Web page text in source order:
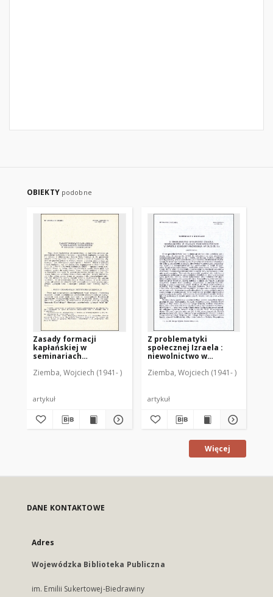
OBIEKTY podobne
Zasady formacji
kapłańskiej w
seminariach
posoborowym
Ziemba, Wojciech (1941- )
artykuł
Z problematyki
społecznej Izraela :
niewolnictwo w
przedkrólewskich w
23,13) : (materiały)
Ziemba, Wojciech (1941- )
artykuł
Więcej
DANE KONTAKTOWE
Adres
Wojewódzka Biblioteka Publiczna
im. Emilii Sukertowej-Biedrawiny